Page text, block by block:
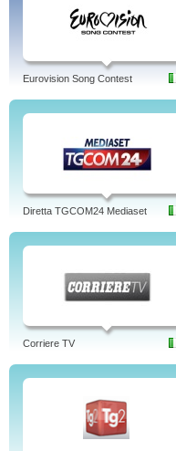
Eurovision Song Contest
Diretta TGCOM24 Mediaset
Corriere TV